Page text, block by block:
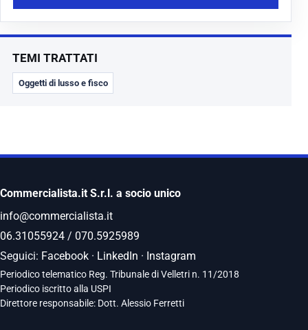
TEMI TRATTATI
Oggetti di lusso e fisco
Commercialista.it S.r.l. a socio unico
info@commercialista.it
06.31055924 / 070.5925989
Seguici: Facebook · LinkedIn · Instagram
Periodico telematico Reg. Tribunale di Velletri n. 11/2018
Periodico iscritto alla USPI
Direttore responsabile: Dott. Alessio Ferretti